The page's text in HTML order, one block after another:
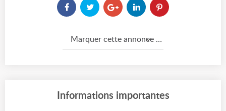
Marquer cette annonce comme...
Informations importantes